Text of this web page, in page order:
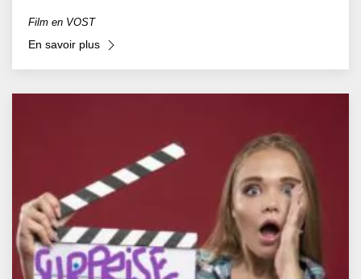
Film en VOST
En savoir plus